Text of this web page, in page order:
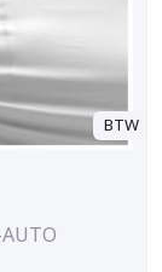
BTW